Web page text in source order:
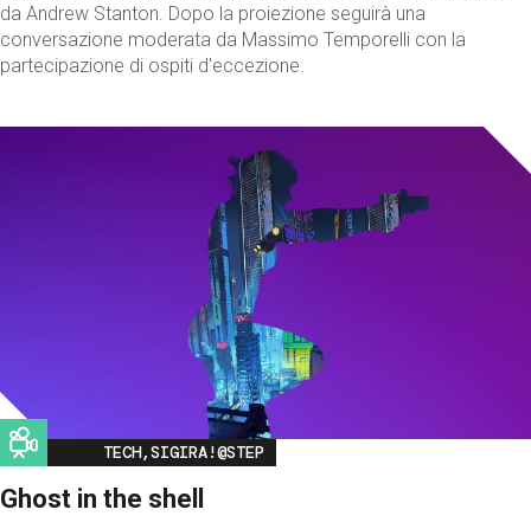
da Andrew Stanton. Dopo la proiezione seguirà una
conversazione moderata da Massimo Temporelli con la
partecipazione di ospiti d'eccezione.
Image
TECH,SIGIRA!@STEP
Ghost in the shell